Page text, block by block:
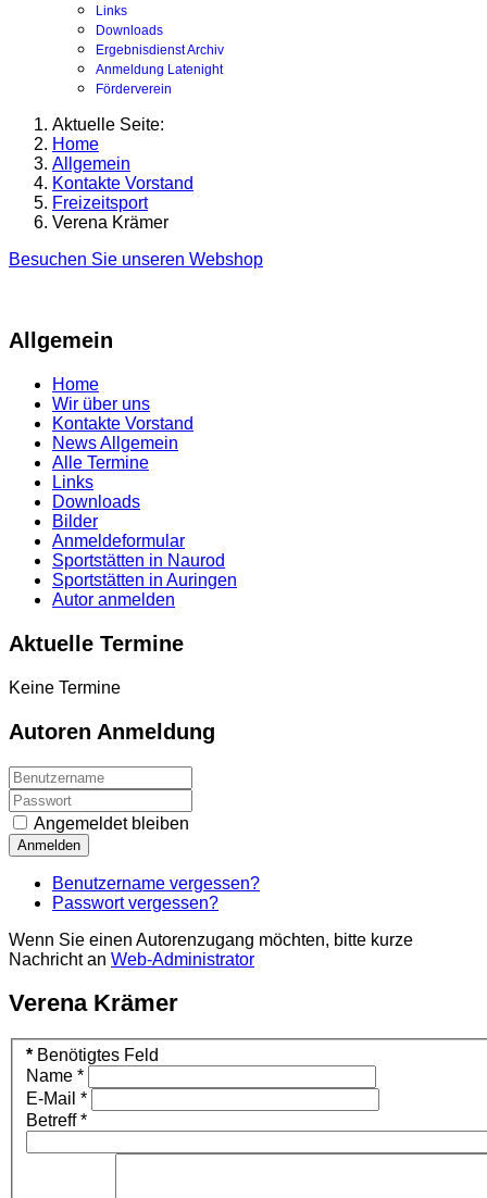
Links
Downloads
Ergebnisdienst Archiv
Anmeldung Latenight
Förderverein
Aktuelle Seite:
Home
Allgemein
Kontakte Vorstand
Freizeitsport
Verena Krämer
Besuchen Sie unseren Webshop
Allgemein
Home
Wir über uns
Kontakte Vorstand
News Allgemein
Alle Termine
Links
Downloads
Bilder
Anmeldeformular
Sportstätten in Naurod
Sportstätten in Auringen
Autor anmelden
Aktuelle Termine
Keine Termine
Autoren Anmeldung
Angemeldet bleiben
Anmelden
Benutzername vergessen?
Passwort vergessen?
Wenn Sie einen Autorenzugang möchten, bitte kurze
Nachricht an Web-Administrator
Verena Krämer
* Benötigtes Feld
Name *
E-Mail *
Betreff*